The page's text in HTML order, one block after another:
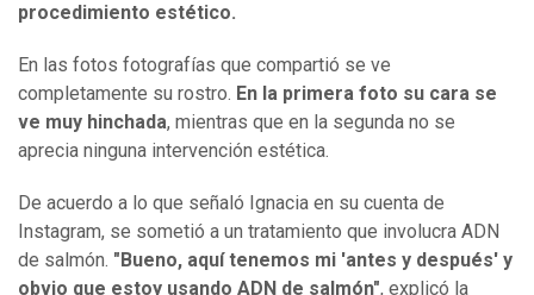
procedimiento estético.
En las fotos fotografías que compartió se ve
completamente su rostro. En la primera foto su cara se
ve muy hinchada, mientras que en la segunda no se
aprecia ninguna intervención estética.
De acuerdo a lo que señaló Ignacia en su cuenta de
Instagram, se sometió a un tratamiento que involucra ADN
de salmón. "Bueno, aquí tenemos mi 'antes y después' y
obvio que estoy usando ADN de salmón", explicó la